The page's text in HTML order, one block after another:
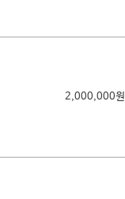
2,000,000원